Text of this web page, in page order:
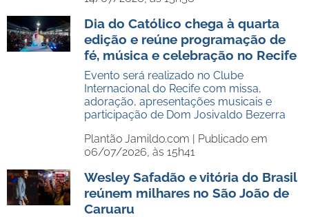
Dia do Católico chega à quarta
edição e reúne programação de
fé, música e celebração no Recife
Evento será realizado no Clube
Internacional do Recife com missa,
adoração, apresentações musicais e
participação de Dom Josivaldo Bezerra
Plantão Jamildo.com | Publicado em
06/07/2026, às 15h41
Wesley Safadão e vitória do Brasil
reúnem milhares no São João de
Caruaru